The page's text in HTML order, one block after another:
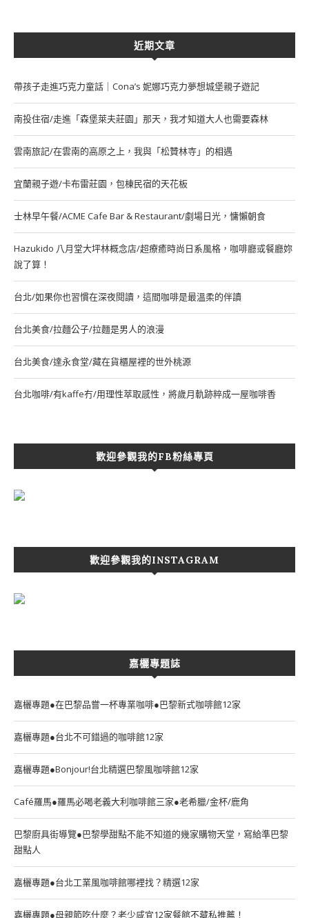
近期文章
帶孩子走進巧克力童話｜Cona’s 妮娜巧克力夢想城堡親子遊記
南投住宿/走進「森堡萊夫莊園」那天，我才知道大人也需要森林
雲南旅記/在雲南的高原之上，我與「松贊林寺」的相遇
宜蘭親子遊/卡布雷莊園，包棟民宿的天花板
士林早午餐/ACME Cafe Bar & Restaurant/劇場日光，慵懶朝食
Hazukido 八月堂大坪林概念店/超療癒時尚日系風格，咖啡廳或餐廳妳
說了算！
台北/如果你也習慣在深夜閱讀，這間咖啡是最溫柔的伴讀
台北美食/拉麵公子/拉麵是男人的浪漫
台北美食/達永食堂/藏在貨櫃屋裡的世外桃源
台北咖啡/有kaffe冇/用理性萃取感性，將歲月軌跡粹成一屋咖啡香
歡迎參觀我的FB粉絲專頁
歡迎參觀我的INSTAGRAM
嘉欐專題誌
嘉欐專題●在巴黎品嘗一杯專業咖啡●巴黎新式咖啡館12家
嘉欐專題●台北不可錯過的咖啡館12家
嘉欐專題●Bonjour!台北精選巴黎風咖啡館12家
Café羅馬●羅馬必喝老義大利咖啡館三家●老希臘/金杯/鹿角
巴黎廚具街導覽●巴黎學甜點不能不知道的幾家購物天堂，寫給準巴黎
甜點人
嘉欐專題●台北工業風咖啡館哪裡找？精選12家
嘉欐專題●母親節吃什麼？老少咸宜12家餐館不藏私推薦！